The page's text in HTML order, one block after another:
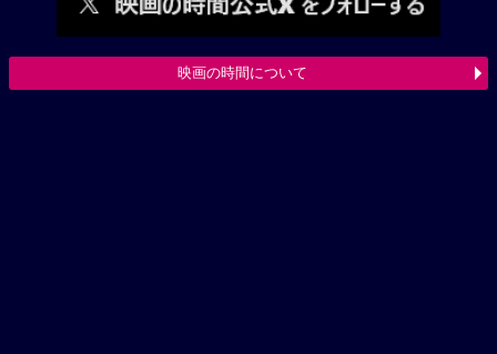
映画の時間について